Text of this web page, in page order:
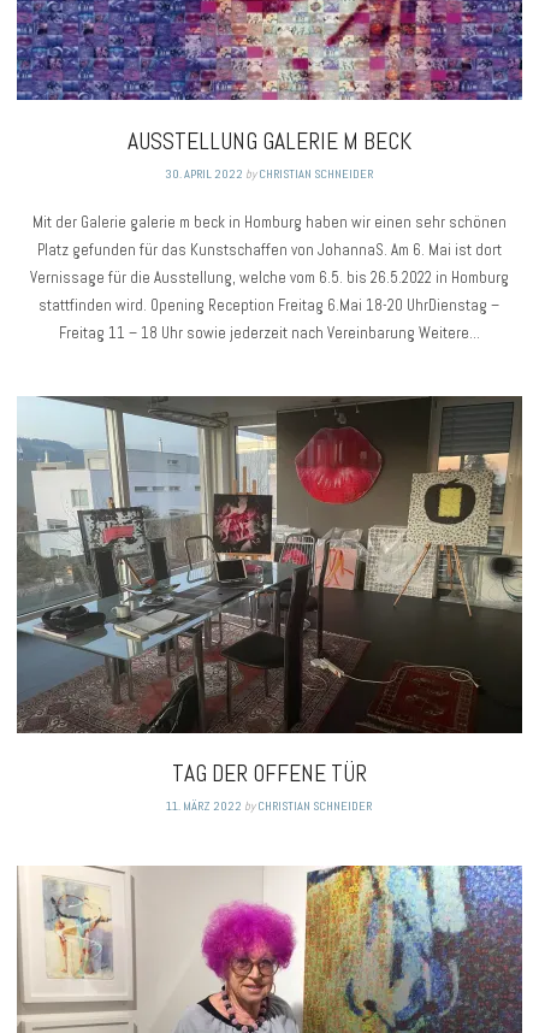
AUSSTELLUNG GALERIE M BECK
30. APRIL 2022 byCHRISTIAN SCHNEIDER
Mit der Galerie galerie m beck in Homburg haben wir einen sehr schönen
Platz gefunden für das Kunstschaffen von JohannaS. Am 6. Mai ist dort
Vernissage für die Ausstellung, welche vom 6.5. bis 26.5.2022 in Homburg
stattfinden wird. Opening Reception Freitag 6.Mai 18-20 UhrDienstag –
Freitag 11 – 18 Uhr sowie jederzeit nach Vereinbarung Weitere…
TAG DER OFFENE TÜR
11. MÄRZ 2022 byCHRISTIAN SCHNEIDER